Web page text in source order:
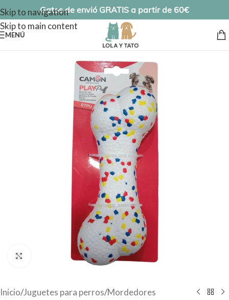
Skip to navigation
Skip to main content
Gatos de envió GRATIS a partir de 60€
MENÚ
Haga Click para agrandar
Inicio/Juguetes para perros/Mordedores